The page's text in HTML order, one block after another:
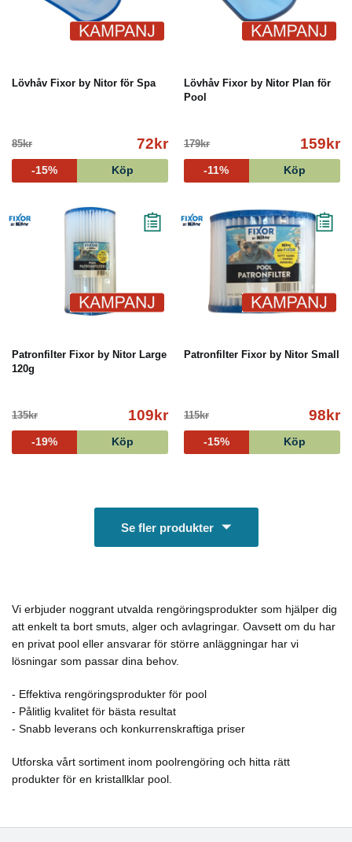
Lövhåv Fixor by Nitor för Spa
85kr 72kr
-15% Köp
Lövhåv Fixor by Nitor Plan för
Pool
179kr 159kr
-11% Köp
Patronfilter Fixor by Nitor Large
120g
135kr 109kr
-19% Köp
Patronfilter Fixor by Nitor Small
115kr 98kr
-15% Köp
Se fler produkter
Vi erbjuder noggrant utvalda rengöringsprodukter som hjälper dig
att enkelt ta bort smuts, alger och avlagringar. Oavsett om du har
en privat pool eller ansvarar för större anläggningar har vi
lösningar som passar dina behov.
- Effektiva rengöringsprodukter för pool
- Pålitlig kvalitet för bästa resultat
- Snabb leverans och konkurrenskraftiga priser
Utforska vårt sortiment inom poolrengöring och hitta rätt
produkter för en kristallklar pool.